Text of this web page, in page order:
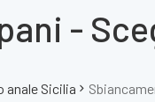
-
anale Sicilia